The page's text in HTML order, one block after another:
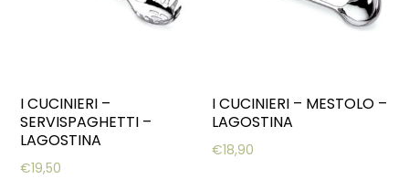
I CUCINIERI –
SERVISPAGHETTI –
LAGOSTINA
€19,50
I CUCINIERI – MESTOLO –
LAGOSTINA
€18,90